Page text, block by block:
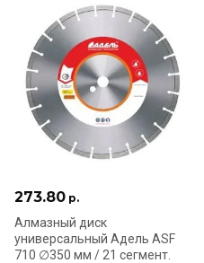
273.80 р.
Алмазный диск
универсальный Адель ASF
710 ∅350 мм / 21 сегмент.